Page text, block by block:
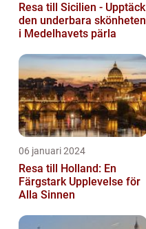
Resa till Sicilien - Upptäck
den underbara skönheten
i Medelhavets pärla
06 januari 2024
Resa till Holland: En
Färgstark Upplevelse för
Alla Sinnen